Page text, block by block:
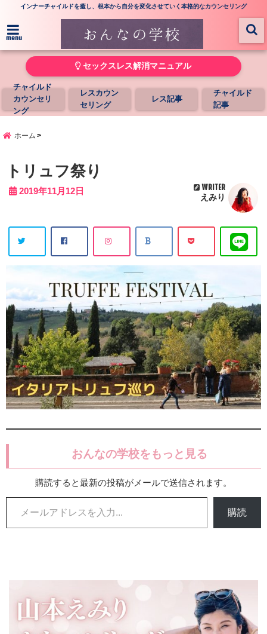
インナーチャイルドを癒し、根本から自分を変化させていく本格的なカウンセリング
menu
セックスレス解消マニュアル
チャイルド
カウンセリ
ング
レスカウン
セリング
レス記事
チャイルド
記事
ホーム
トリュフ祭り
2019年11月12日 WRITER
えみり
おんなの学校をもっと見る
購読すると最新の投稿がメールで送信されます。
メールアドレスを入力...
購読